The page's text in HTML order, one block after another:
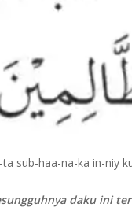
ta sub-haa-na-ka in-niy
daku ini